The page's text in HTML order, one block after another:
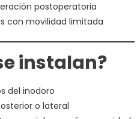
postoperatoria
con movilidad limitada
instalan?
del inodoro
o lateral